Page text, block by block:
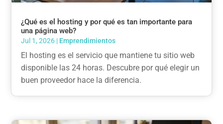
¿Qué es el hosting y por qué es tan importante para
una página web?
Jul 1, 2026 | Emprendimientos
El hosting es el servicio que mantiene tu sitio web
disponible las 24 horas. Descubre por qué elegir un
buen proveedor hace la diferencia.